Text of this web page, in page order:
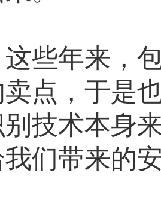
年来，包
卖点，于是
技术本身
们带来的